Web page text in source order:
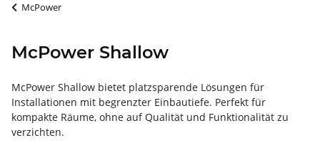
McPower
McPower Shallow
McPower Shallow bietet platzsparende Lösungen für
Installationen mit begrenzter Einbautiefe. Perfekt für
kompakte Räume, ohne auf Qualität und Funktionalität zu
verzichten.